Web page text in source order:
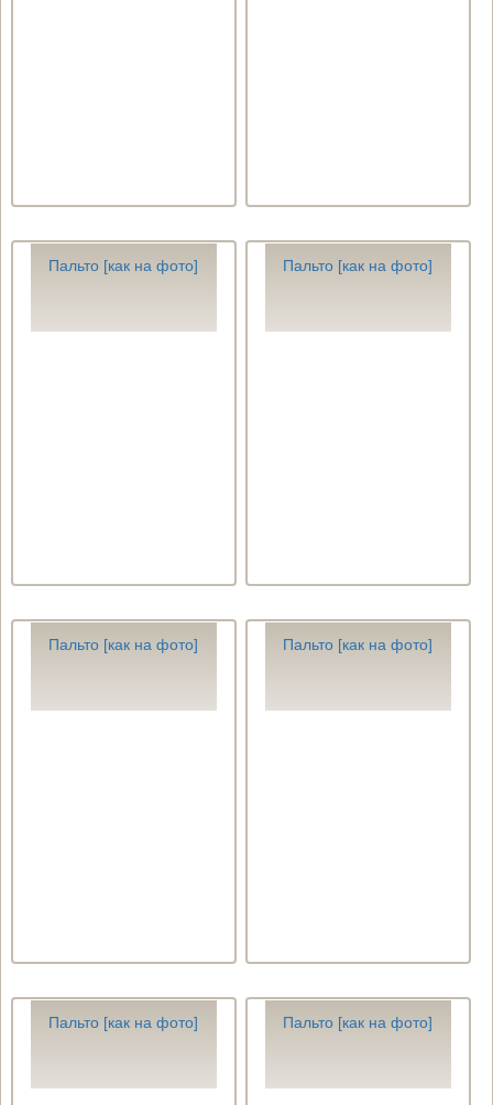
Пальто [как на фото] Пальто [как на фото]
Пальто [как на фото] Пальто [как на фото]
Пальто [как на фото] Пальто [как на фото]